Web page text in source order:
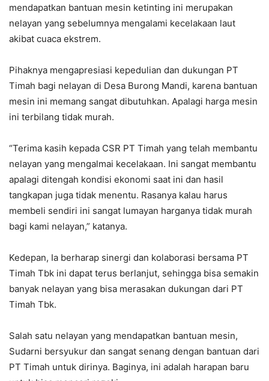
mendapatkan bantuan mesin ketinting ini merupakan
nelayan yang sebelumnya mengalami kecelakaan laut
akibat cuaca ekstrem.
Pihaknya mengapresiasi kepedulian dan dukungan PT
Timah bagi nelayan di Desa Burong Mandi, karena bantuan
mesin ini memang sangat dibutuhkan. Apalagi harga mesin
ini terbilang tidak murah.
“Terima kasih kepada CSR PT Timah yang telah membantu
nelayan yang mengalmai kecelakaan. Ini sangat membantu
apalagi ditengah kondisi ekonomi saat ini dan hasil
tangkapan juga tidak menentu. Rasanya kalau harus
membeli sendiri ini sangat lumayan harganya tidak murah
bagi kami nelayan,” katanya.
Kedepan, Ia berharap sinergi dan kolaborasi bersama PT
Timah Tbk ini dapat terus berlanjut, sehingga bisa semakin
banyak nelayan yang bisa merasakan dukungan dari PT
Timah Tbk.
Salah satu nelayan yang mendapatkan bantuan mesin,
Sudarni bersyukur dan sangat senang dengan bantuan dari
PT Timah untuk dirinya. Baginya, ini adalah harapan baru